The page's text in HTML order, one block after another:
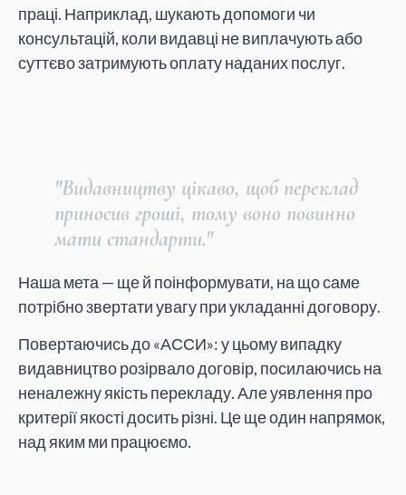
праці. Наприклад, шукають допомоги чи
консультацій, коли видавці не виплачують або
суттєво затримують оплату наданих послуг.
"Видавництву цікаво, щоб переклад
приносив гроші, тому воно повинно
мати стандарти."
Наша мета — ще й поінформувати, на що саме
потрібно звертати увагу при укладанні договору.
Повертаючись до «АССИ»: у цьому випадку
видавництво розірвало договір, посилаючись на
неналежну якість перекладу. Але уявлення про
критерії якості досить різні. Це ще один напрямок,
над яким ми працюємо.